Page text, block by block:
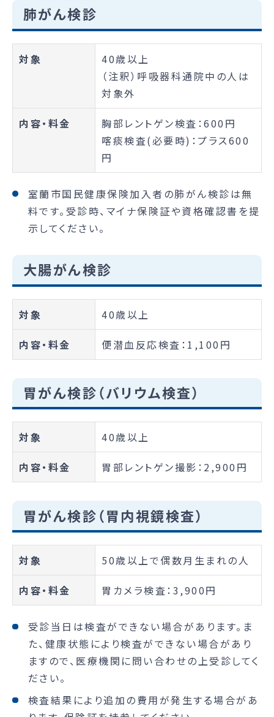
肺がん検診
対象
40歳以上
（注釈）呼吸器科通院中の人は
対象外
内容・料金
胸部レントゲン検査：600円
喀痰検査(必要時)：プラス600
円
室蘭市国民健康保険加入者の肺がん検診は無
料です。受診時、マイナ保険証や資格確認書を提
示してください。
大腸がん検診
対象 40歳以上
内容・料金 便潜血反応検査：1,100円
胃がん検診（バリウム検査）
対象 40歳以上
内容・料金 胃部レントゲン撮影：2,900円
胃がん検診（胃内視鏡検査）
対象 50歳以上で偶数月生まれの人
内容・料金 胃カメラ検査：3,900円
受診当日は検査ができない場合があります。ま
た、健康状態により検査ができない場合があり
ますので、医療機関に問い合わせの上受診してく
ださい。
検査結果により追加の費用が発生する場合があ